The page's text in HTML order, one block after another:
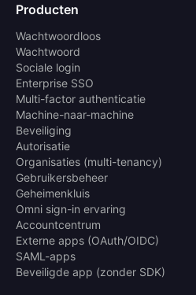
Producten
Wachtwoordloos
Wachtwoord
Sociale login
Enterprise SSO
Multi-factor authenticatie
Machine-naar-machine
Beveiliging
Autorisatie
Organisaties (multi-tenancy)
Gebruikersbeheer
Geheimenkluis
Omni sign-in ervaring
Accountcentrum
Externe apps (OAuth/OIDC)
SAML-apps
Beveiligde app (zonder SDK)